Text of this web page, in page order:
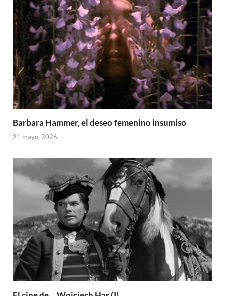
Barbara Hammer, el deseo femenino insumiso
21 mayo, 2026